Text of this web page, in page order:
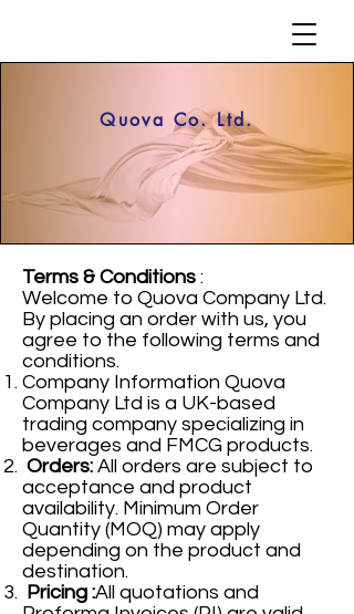
Quova Co. Ltd.
Terms & Conditions :
Welcome to Quova Company Ltd.
By placing an order with us, you
agree to the following terms and
conditions.
Company Information Quova
Company Ltd is a UK-based
trading company specializing in
beverages and FMCG products.
Orders: All orders are subject to
acceptance and product
availability. Minimum Order
Quantity (MOQ) may apply
depending on the product and
destination.
Pricing :All quotations and